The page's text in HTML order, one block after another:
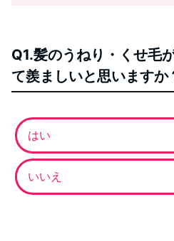
Q1.髪のうねり・くせ毛
て羨ましいと思いますか
はい
いいえ